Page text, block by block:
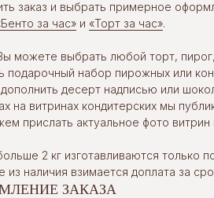
заказ и выбрать примерное
за час» и «Торт за час».
можете выбрать любой торт,
подарочный набор пирожных или
десерт надписью или
на витринах кондитерских мы
прислать актуальное фото витрин
2 кг изготавливаются только
из наличия взимается доплата за
ЗАКАЗА